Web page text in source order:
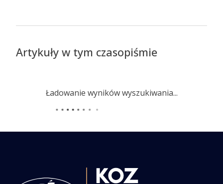
Artykuły w tym czasopiśmie
Ładowanie wyników wyszukiwania...